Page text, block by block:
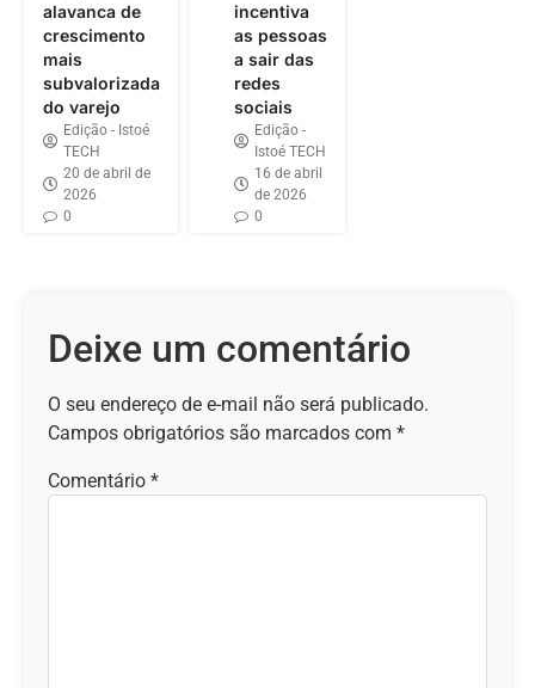
alavanca de
crescimento
mais
subvalorizada
do varejo
Edição - Istoé
TECH
20 de abril de
2026
0
incentiva
as pessoas
a sair das
redes
sociais
Edição -
Istoé TECH
16 de abril
de 2026
0
Deixe um comentário
O seu endereço de e-mail não será publicado.
Campos obrigatórios são marcados com *
Comentário *